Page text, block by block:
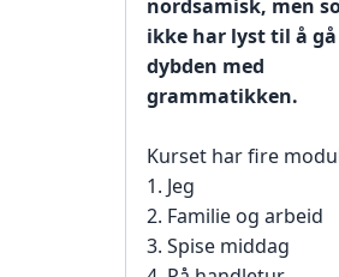
nordsamisk, men
ikke har lyst til å
dybden med
grammatikken.
Kurset har fire
1. Jeg
2. Familie og arbeid
3. Spise middag